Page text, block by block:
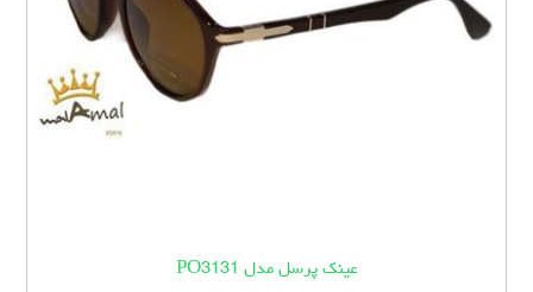
عینک پرسل مدل PO3131